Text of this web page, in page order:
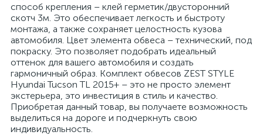
способ крепления – клей герметик/двусторонний
скотч 3м. Это обеспечивает легкость и быстроту
монтажа, а также сохраняет целостность кузова
автомобиля. Цвет элемента обвеса – технический, под
покраску. Это позволяет подобрать идеальный
оттенок для вашего автомобиля и создать
гармоничный образ. Комплект обвесов ZEST STYLE
Hyundai Tucson TL 2015+ – это не просто элемент
экстерьера, это инвестиция в стиль и качество.
Приобретая данный товар, вы получаете возможность
выделиться на дороге и подчеркнуть свою
индивидуальность.